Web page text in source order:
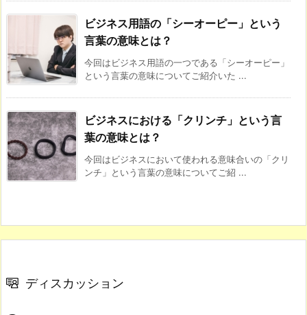
ビジネス用語の「シーオーピー」という
言葉の意味とは？
今回はビジネス用語の一つである「シーオーピー」
という言葉の意味についてご紹介いた ...
ビジネスにおける「クリンチ」という言
葉の意味とは？
今回はビジネスにおいて使われる意味合いの「クリ
ンチ」という言葉の意味についてご紹 ...
ディスカッション